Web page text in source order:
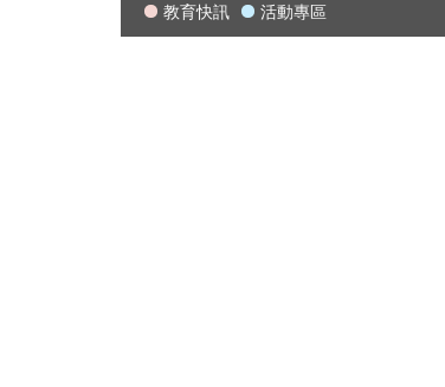
教育快訊 活動專區